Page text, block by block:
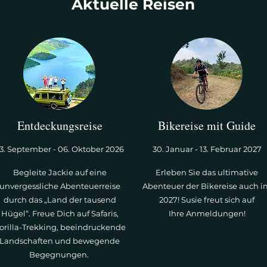
Aktuelle Reisen
Entdeckungsreise
September - 06. Oktober 2026
Begleite Jackie auf eine
Abenteuerreise
durch das „Land der tausend
Hügel“. Freue Dich auf Safaris,
Trekking, beeindruckende
Landschaften und bewegende
Begegnungen.
Bikereise mit Guide
30. Januar - 13. Februar 2027
Erleben Sie das ultimative
Abenteuer der Bikereise auch
2027! Susie freut sich auf
Ihre Anmeldungen!